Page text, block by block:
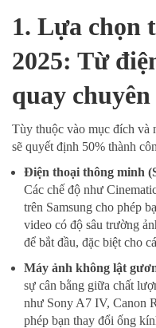
1. Lựa chọn
2025: Từ
quay
Tùy thuộc vào mục đích và
sẽ quyết định 50% thành
Điện thoại thông minh
Các chế độ như
trên Samsung cho phép
video có độ sâu trường
để bắt đầu, đặc biệt cho
Máy ảnh không lật
sự cân bằng giữa chất
như Sony A7 IV, Canon
phép bạn thay đổi ống